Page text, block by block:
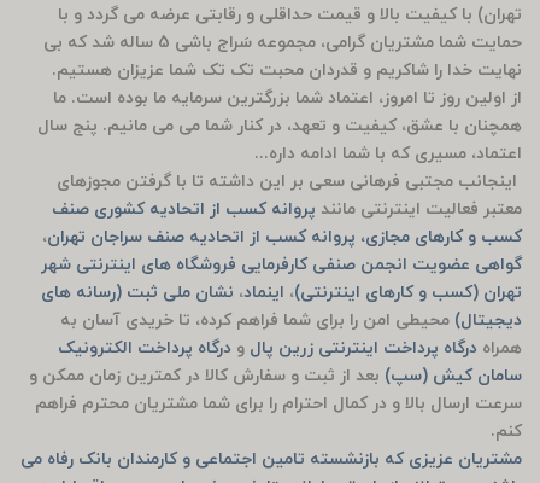
تهران) با کیفیت بالا و قیمت حداقلی و رقابتی عرضه می گردد و با
حمایت شما مشتریان گرامی، مجموعه سَراج باشی 5 ساله شد که بی
نهایت خدا را شاکریم و قدردان محبت تک تک شما عزیزان هستیم.
از اولین روز تا امروز، اعتماد شما بزرگترین سرمایه ما بوده است. ما
همچنان با عشق، کیفیت و تعهد، در کنار شما می می مانیم. پنج سال
اعتماد، مسیری که با شما ادامه داره...
اینجانب مجتبی فرهانی سعی بر این داشته تا با گرفتن مجوزهای
معتبر فعالیت اینترنتی مانند پروانه کسب از اتحادیه کشوری صنف
کسب و کارهای مجازی، پروانه کسب از اتحادیه صنف سراجان تهران،
گواهی عضویت انجمن صنفی کارفرمایی فروشگاه های اینترنتی شهر
تهران (کسب و کارهای اینترنتی)، اینماد، نشان ملی ثبت (رسانه های
دیجیتال) محیطی امن را برای شما فراهم کرده، تا خریدی آسان به
همراه درگاه پرداخت اینترنتی زرین پال و درگاه پرداخت الکترونیک
سامان کیش (سپ) بعد از ثبت و سفارش کالا در کمترین زمان ممکن و
سرعت ارسال بالا و در کمال احترام را برای شما مشتریان محترم فراهم
کنم.
مشتریان عزیزی که بازنشسته تامین اجتماعی و کارمندان بانک رفاه می